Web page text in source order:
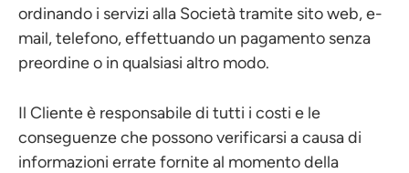
ordinando i servizi alla Società tramite sito web, e-
mail, telefono, effettuando un pagamento senza
preordine o in qualsiasi altro modo.
Il Cliente è responsabile di tutti i costi e le
conseguenze che possono verificarsi a causa di
informazioni errate fornite al momento della